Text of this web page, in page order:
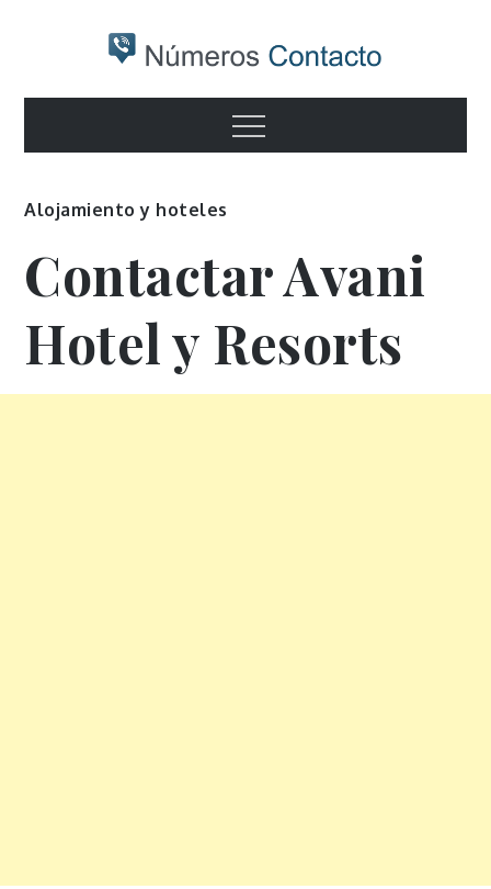
Numeros
contacto
Otro sitio realizado con WordPress
Menu
Alojamiento y hoteles
Contactar Avani
Hotel y Resorts